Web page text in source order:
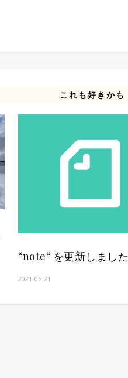
これも好きかも
“note“ を更新しました
2021-06-21